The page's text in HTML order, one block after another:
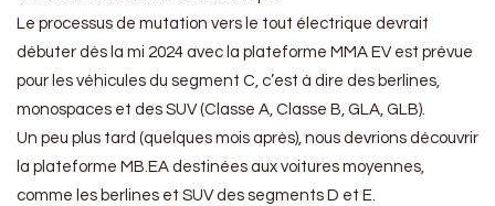
Le processus de mutation vers le tout électrique devrait
débuter dès la mi 2024 avec la plateforme MMA EV est prévue
pour les véhicules du segment C, c’est à dire des berlines,
monospaces et des SUV (Classe A, Classe B, GLA, GLB).
Un peu plus tard (quelques mois après), nous devrions découvrir
la plateforme MB.EA destinées aux voitures moyennes,
comme les berlines et SUV des segments D et E.